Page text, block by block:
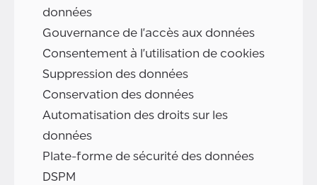
données
Gouvernance de l'accès aux données
Consentement à l'utilisation de cookies
Suppression des données
Conservation des données
Automatisation des droits sur les
données
Plate-forme de sécurité des données
DSPM